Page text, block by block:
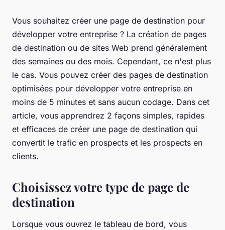
Vous souhaitez créer une page de destination pour
développer votre entreprise ? La création de pages
de destination ou de sites Web prend généralement
des semaines ou des mois. Cependant, ce n'est plus
le cas. Vous pouvez créer des pages de destination
optimisées pour développer votre entreprise en
moins de 5 minutes et sans aucun codage. Dans cet
article, vous apprendrez 2 façons simples, rapides
et efficaces de créer une page de destination qui
convertit le trafic en prospects et les prospects en
clients.
Choisissez votre type de page de
destination
Lorsque vous ouvrez le tableau de bord, vous